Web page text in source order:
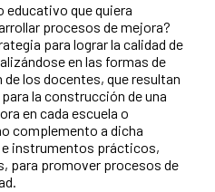
educativo que quiera
procesos de mejora?
para lograr la calidad de
en las formas de
los docentes, que resultan
la construcción de una
en cada escuela o
complemento a dicha
instrumentos prácticos,
para promover procesos de